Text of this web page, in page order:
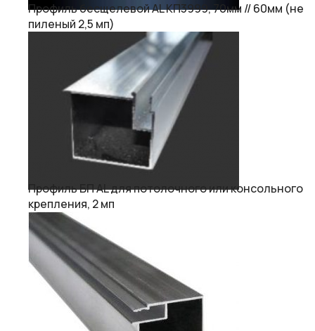
Профиль бесщелевой AL КП3999, 70мм // 60мм (не
пиленый 2,5 мп)
Профиль БП AL для потолочного или консольного
крепления, 2 мп